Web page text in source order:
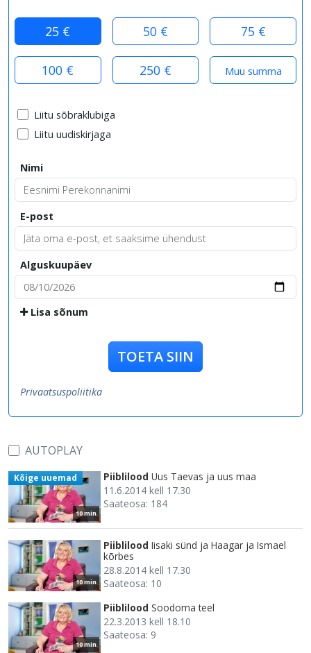
25 € 50 € 75 €
100 € 250 €
Liitu sõbraklubiga
Liitu uudiskirjaga
Nimi
E-post
Alguskuupäev
Lisa sõnum
TOETA SIIN
Privaatsuspoliitika
AUTOPLAY
10 min
Kõige uuemad Piiblilood Uus Taevas ja uus maa
11.6.2014 kell 17.30
Saateosa: 184
10 min
Piiblilood Iisaki sünd ja Haagar ja Ismael
kõrbes
28.8.2014 kell 17.30
Saateosa: 10
10 min
Piiblilood Soodoma teel
22.3.2013 kell 18.10
Saateosa: 9